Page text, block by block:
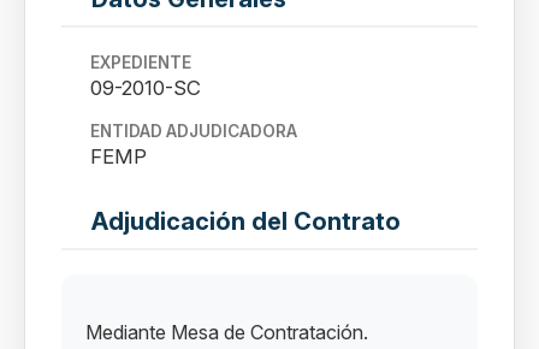
EXPEDIENTE
09-2010-SC
ENTIDAD ADJUDICADORA
FEMP
Adjudicación del Contrato
Mediante Mesa de Contratación.